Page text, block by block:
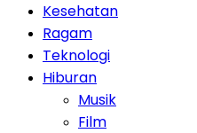
Kesehatan
Ragam
Teknologi
Hiburan
Musik
Film